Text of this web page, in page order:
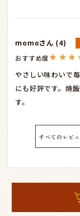
momo 4
やさしい味わいで
にも好評です。焼
す。
すべてのレビ